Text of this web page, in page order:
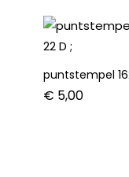
puntstempel
€ 5,00